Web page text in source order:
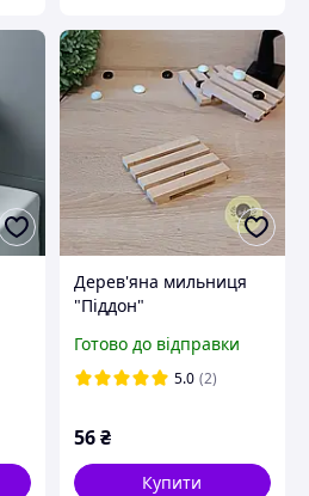
Дерев'яна мильниця
"Піддон"
Готово до відправки
5.0 (2)
56₴
Купити